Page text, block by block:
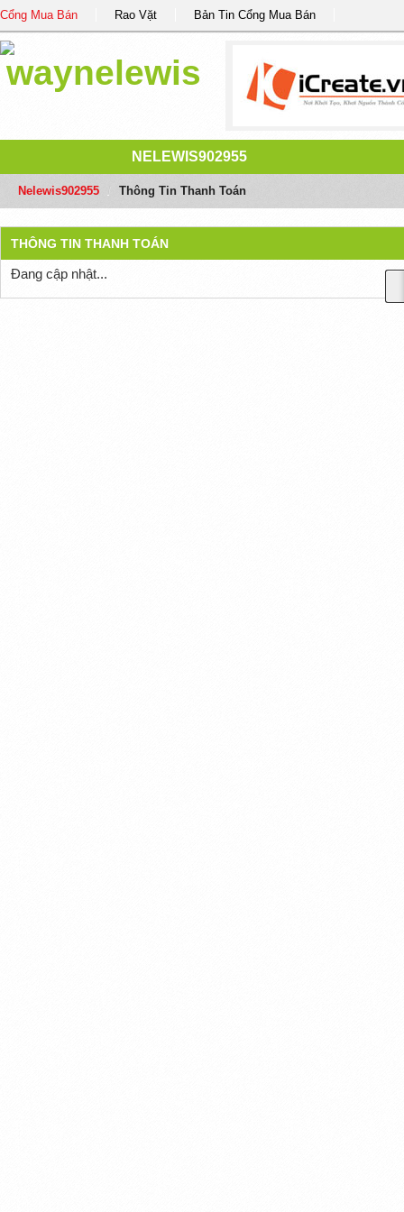
Cổng Mua Bán Rao Vặt Bản Tin Cổng Mua Bán
NELEWIS902955
Nelewis902955 Thông Tin Thanh Toán
THÔNG TIN THANH TOÁN
Đang cập nhật...